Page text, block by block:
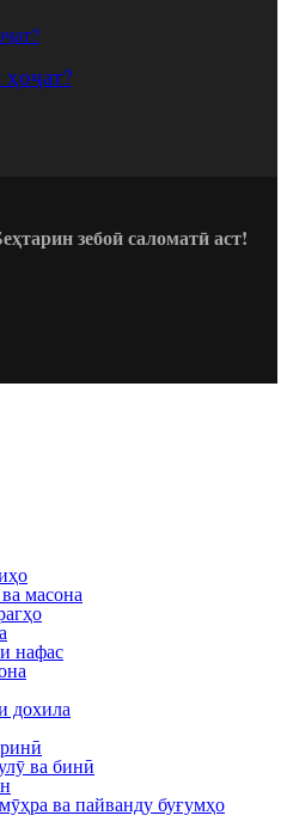
зебоӣ саломатӣ аст!
масона
нафас
дохила
ва бинӣ
ва пайванду буғумҳо